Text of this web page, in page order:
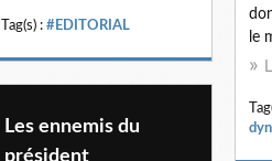
Tag(s) : #EDITORIAL
le
Les ennemis du
président